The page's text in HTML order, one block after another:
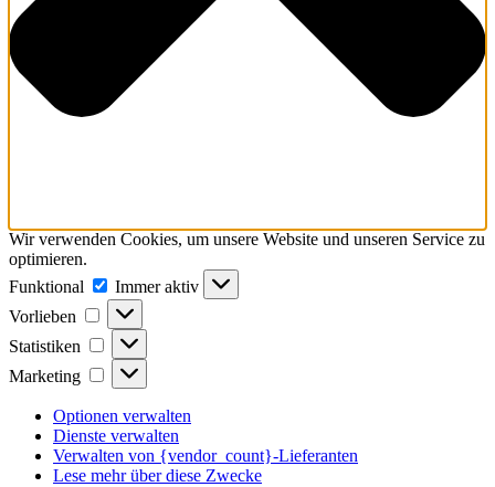
Wir verwenden Cookies, um unsere Website und unseren Service zu
optimieren.
Funktional
Funktional
Immer aktiv
Vorlieben
Vorlieben
Statistiken Statistiken
Marketing Marketing
Optionen verwalten
Dienste verwalten
Verwalten von {vendor_count}-Lieferanten
Lese mehr über diese Zwecke